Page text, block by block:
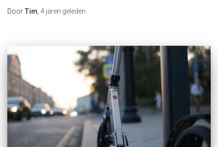
Door Tim 4 jaren geleden